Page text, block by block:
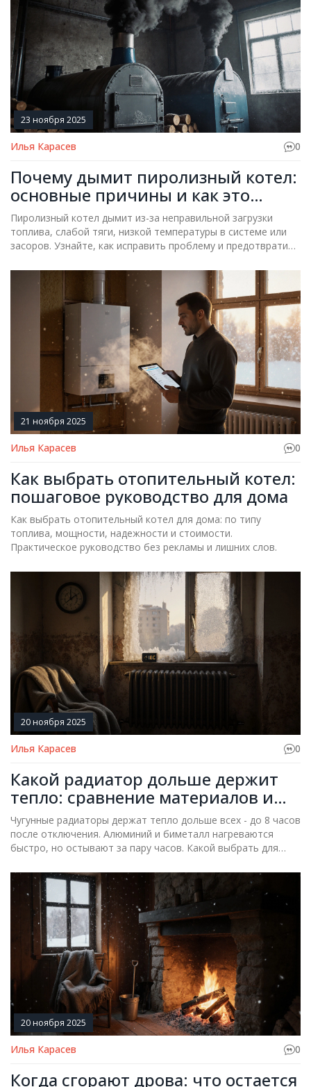
23 ноября 2025
Илья Карасев 0
Почему дымит пиролизный котел:
основные причины и как это
исправить
Пиролизный котел дымит из-за неправильной загрузки
топлива, слабой тяги, низкой температуры в системе или
засоров. Узнайте, как исправить проблему и предотвратить
21 ноября 2025
Илья Карасев 0
Как выбрать отопительный котел:
пошаговое руководство для дома
Как выбрать отопительный котел для дома: по типу
топлива, мощности, надежности и стоимости.
Практическое руководство без рекламы и лишних слов.
20 ноября 2025
Илья Карасев 0
Какой радиатор дольше держит
тепло: сравнение материалов и
реальные тесты
Чугунные радиаторы держат тепло дольше всех - до 8 часов
после отключения. Алюминий и биметалл нагреваются
быстро, но остывают за пару часов. Какой выбрать для
тестами.
20 ноября 2025
Илья Карасев 0
Когда сгорают дрова: что остается